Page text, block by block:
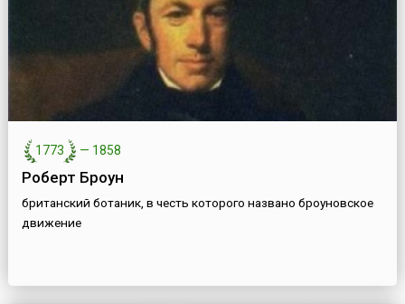
1773 — 1858
Роберт Броун
британский ботаник, в честь которого названо броуновское
движение